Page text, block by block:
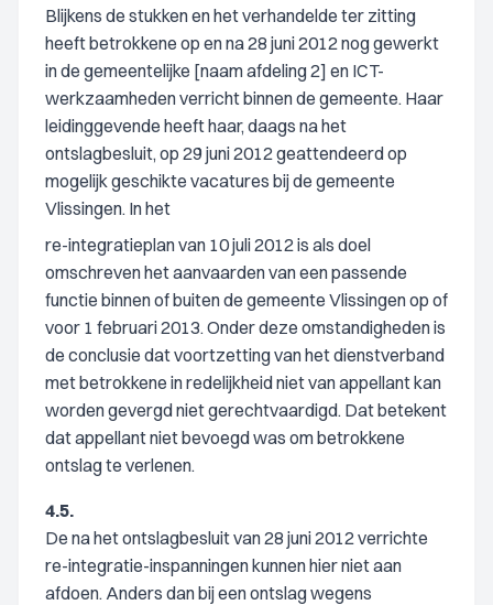
Blijkens de stukken en het verhandelde ter zitting
heeft betrokkene op en na 28 juni 2012 nog gewerkt
in de gemeentelijke [naam afdeling 2] en ICT-
werkzaamheden verricht binnen de gemeente. Haar
leidinggevende heeft haar, daags na het
ontslagbesluit, op 29 juni 2012 geattendeerd op
mogelijk geschikte vacatures bij de gemeente
Vlissingen. In het
re-integratieplan van 10 juli 2012 is als doel
omschreven het aanvaarden van een passende
functie binnen of buiten de gemeente Vlissingen op of
voor 1 februari 2013. Onder deze omstandigheden is
de conclusie dat voortzetting van het dienstverband
met betrokkene in redelijkheid niet van appellant kan
worden gevergd niet gerechtvaardigd. Dat betekent
dat appellant niet bevoegd was om betrokkene
ontslag te verlenen.
4.5.
De na het ontslagbesluit van 28 juni 2012 verrichte
re-integratie-inspanningen kunnen hier niet aan
afdoen. Anders dan bij een ontslag wegens